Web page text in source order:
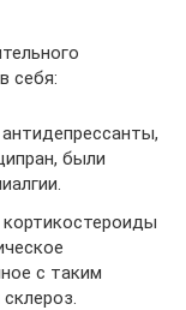
себя:
были
с таким